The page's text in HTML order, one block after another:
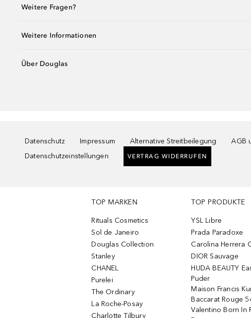
Weitere Fragen?
Weitere Informationen
Über Douglas
Datenschutz Impressum Alternative Streitbeilegung
AGB
Datenschutzeinstellungen
VERTRAG WIDERRUFEN
TOP MARKEN
Rituals Cosmetics
Sol de Janeiro
Douglas Collection
Stanley
CHANEL
Purelei
The Ordinary
La Roche-Posay
Charlotte Tilbury
TOP PRODUKTE
YSL Libre
Prada Paradoxe
Carolina Herrera
DIOR Sauvage
HUDA BEAUTY
Puder
Maison Francis
Baccarat Rouge
Valentino Born In